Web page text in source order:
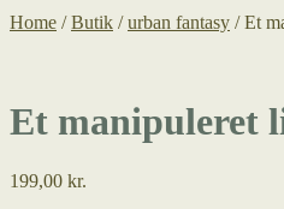
Home /Butik /urban fantasy /Et
Et manipuleret
199,00 kr.